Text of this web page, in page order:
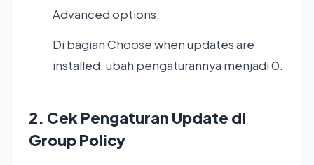
Advanced options.
Di bagian Choose when updates are
installed, ubah pengaturannya menjadi 0.
2. Cek Pengaturan Update di
Group Policy